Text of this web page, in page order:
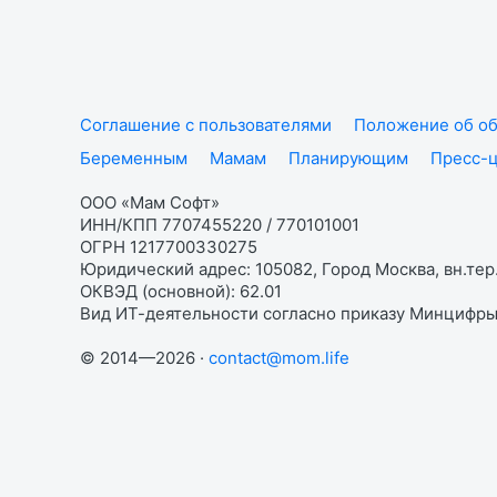
Соглашение с пользователями
Положение об
Беременным
Мамам Планирующим Пресс-
ООО «Мам Софт»
ИНН/КПП 7707455220 / 770101001
ОГРН 1217700330275
Юридический адрес: 105082, Город Москва,
ОКВЭД (основной): 62.01
Вид ИТ-деятельности согласно приказу
© 2014—2026 · contact@mom.life